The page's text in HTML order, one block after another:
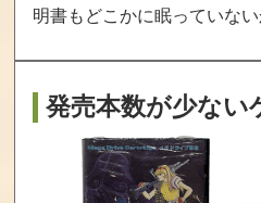
ー
買取価格
50,000
ングス3
買取
50,000
明書もどこかに眠っていな
発売本数が少ない